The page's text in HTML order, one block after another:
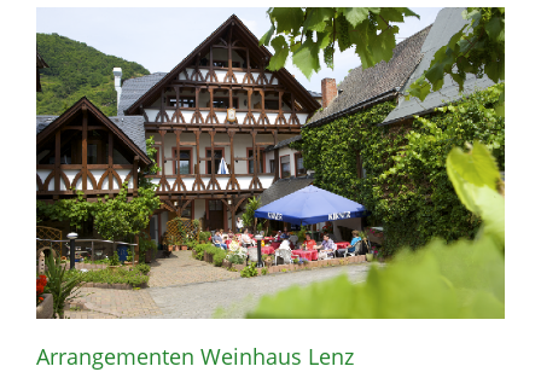
Arrangementen Weinhaus Lenz